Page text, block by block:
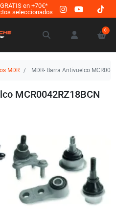
en +70€*
seleccionados
0
MDR MDR- Barra Antivuelco
MCR0042RZ18BCN